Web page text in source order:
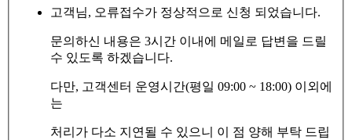
고객님, 오류접수가 정상적으로 신청 되었습니다.
문의하신 내용은 3시간 이내에 메일로 답변을 드릴
수 있도록 하겠습니다.
다만, 고객센터 운영시간(평일 09:00 ~ 18:00) 이외에
는
처리가 다소 지연될 수 있으니 이 점 양해 부탁 드립